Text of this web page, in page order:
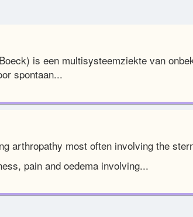
is een multisysteemziekte van
spontaan...
arthropathy most often involving the
pain and oedema involving...